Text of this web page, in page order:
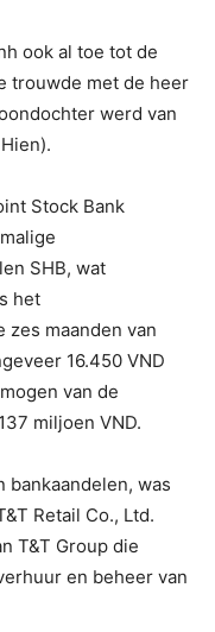
ook al toe tot de
trouwde met de heer
werd van
Stock Bank
SHB, wat
het
zes maanden van
16.450 VND
van de
miljoen VND.
bankaandelen, was
Retail Co., Ltd.
T&T Group die
en beheer van